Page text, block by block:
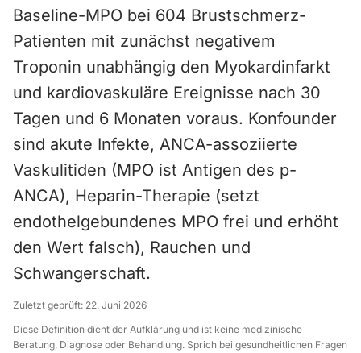
Baseline-MPO bei 604 Brustschmerz-
Patienten mit zunächst negativem
Troponin unabhängig den Myokardinfarkt
und kardiovaskuläre Ereignisse nach 30
Tagen und 6 Monaten voraus. Konfounder
sind akute Infekte, ANCA-assoziierte
Vaskulitiden (MPO ist Antigen des p-
ANCA), Heparin-Therapie (setzt
endothelgebundenes MPO frei und erhöht
den Wert falsch), Rauchen und
Schwangerschaft.
Zuletzt geprüft: 22. Juni 2026
Diese Definition dient der Aufklärung und ist keine medizinische
Beratung, Diagnose oder Behandlung. Sprich bei gesundheitlichen Fragen